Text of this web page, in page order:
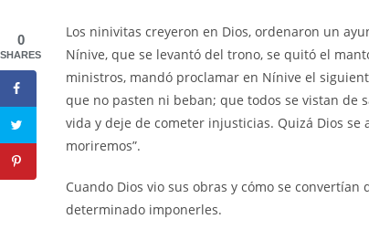
Los ninivitas creyeron en Dios, ordenaron un
Nínive, que se levantó del trono, se quitó el
ministros, mandó proclamar en Nínive el
que no pasten ni beban; que todos se vistan de
vida y deje de cometer injusticias. Quizá Dios
moriremos”.
Cuando Dios vio sus obras y cómo se
determinado imponerles.
0
SHARES